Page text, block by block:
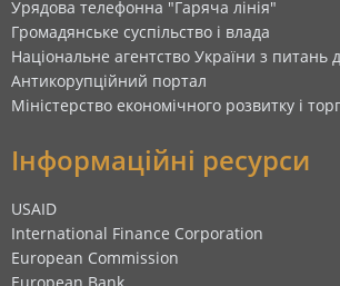
Урядова телефонна "Гаряча лінія"
Громадянське суспільство і влада
Національне агентство України з питань
Антикорупційний портал
Міністерство економічного розвитку і
Інформаційні ресурси
USAID
International Finance Corporation
European Commission